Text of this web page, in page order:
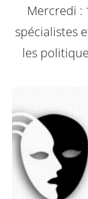
Mercredi :
spécialistes
les